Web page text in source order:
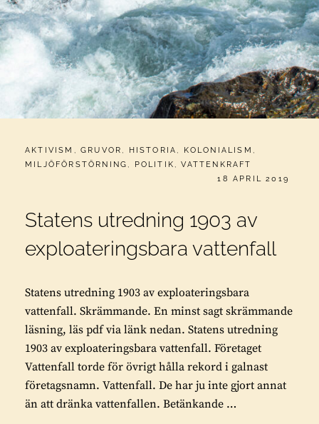
CATEGORIES:
AKTIVISM ,GRUVOR , HISTORIA , KOLONIALISM ,
MILJÖFÖRSTÖRNING , POLITIK ,VATTENKRAFT
PUBLICERAT
18 APRIL 2019
Statens utredning 1903 av
exploateringsbara vattenfall
Statens utredning 1903 av exploateringsbara
vattenfall. Skrämmande. En minst sagt skrämmande
läsning, läs pdf via länk nedan. Statens utredning
1903 av exploateringsbara vattenfall. Företaget
Vattenfall torde för övrigt hålla rekord i galnast
företagsnamn. Vattenfall. De har ju inte gjort annat
än att dränka vattenfallen. Betänkande …